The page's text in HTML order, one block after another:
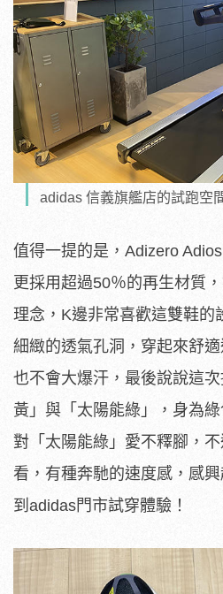
adidas 信義旗艦店的試跑空
值得一提的是，Adizero
更採用超過50％的再生材質
理念，K邊非常喜歡這雙鞋的
細緻的透氣孔洞，穿起來舒
也不會大爆汗，最後說說這
黃」與「太陽能綠」，身為
對「太陽能綠」愛不釋腳，
看，有種奔馳的速度感，感
到adidas門市試穿體驗！